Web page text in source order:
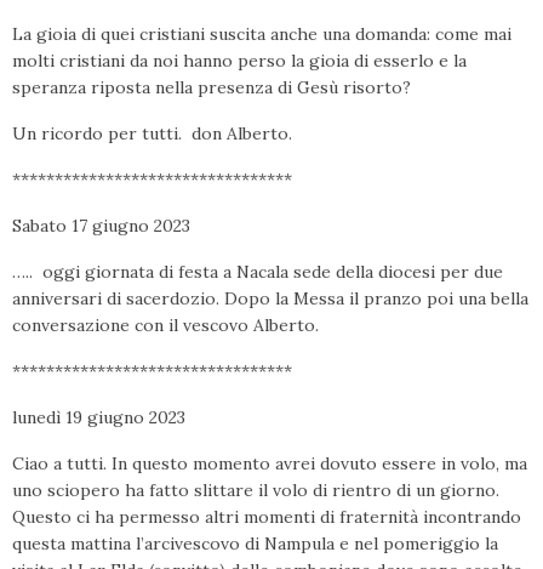
La gioia di quei cristiani suscita anche una domanda: come mai
molti cristiani da noi hanno perso la gioia di esserlo e la
speranza riposta nella presenza di Gesù risorto?
Un ricordo per tutti. don Alberto.
*********************************
Sabato 17 giugno 2023
….. oggi giornata di festa a Nacala sede della diocesi per due
anniversari di sacerdozio. Dopo la Messa il pranzo poi una bella
conversazione con il vescovo Alberto.
*********************************
lunedì 19 giugno 2023
Ciao a tutti. In questo momento avrei dovuto essere in volo, ma
uno sciopero ha fatto slittare il volo di rientro di un giorno.
Questo ci ha permesso altri momenti di fraternità incontrando
questa mattina l’arcivescovo di Nampula e nel pomeriggio la